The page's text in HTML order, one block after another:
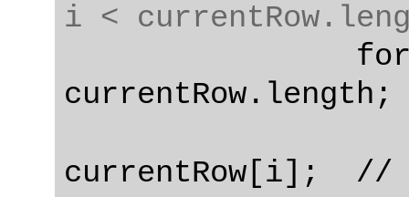
i <
currentRow[i];  // 外